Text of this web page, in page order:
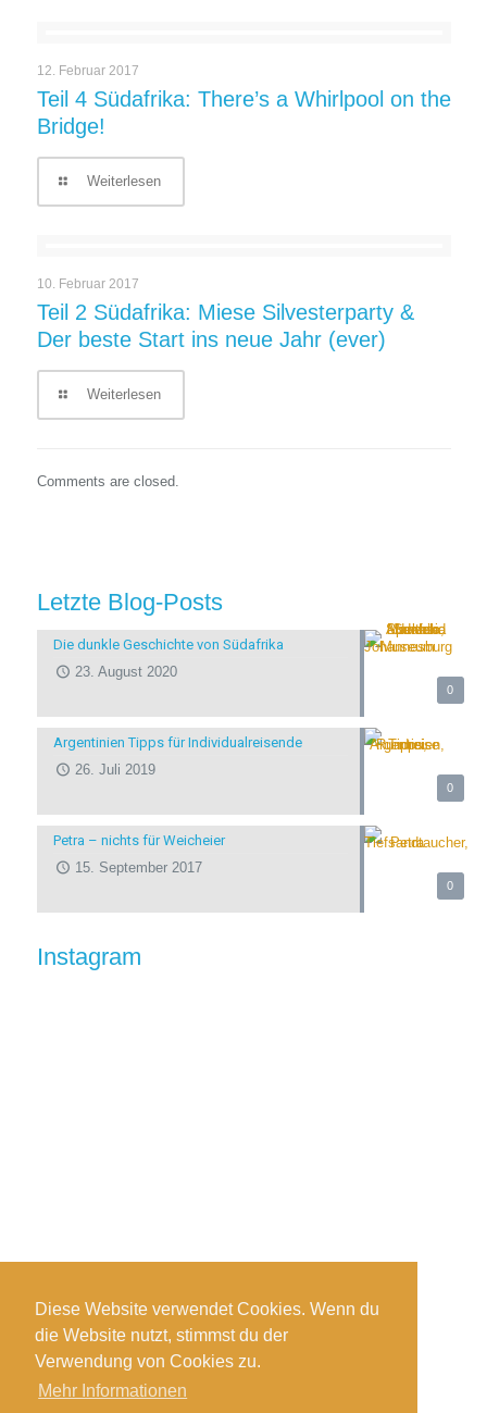
Diese Website verwendet Cookies. Wenn du
die Website nutzt, stimmst du der
Verwendung von Cookies zu.
Mehr Informationen
12. Februar 2017
Teil 4 Südafrika: There’s a Whirlpool on the
Bridge!
Weiterlesen
10. Februar 2017
Teil 2 Südafrika: Miese Silvesterparty &
Der beste Start ins neue Jahr (ever)
Weiterlesen
Comments are closed.
Letzte Blog-Posts
0
Die dunkle Geschichte von Südafrika
23. August 2020
0
Argentinien Tipps für Individualreisende
26. Juli 2019
0
Petra – nichts für Weicheier
15. September 2017
Instagram